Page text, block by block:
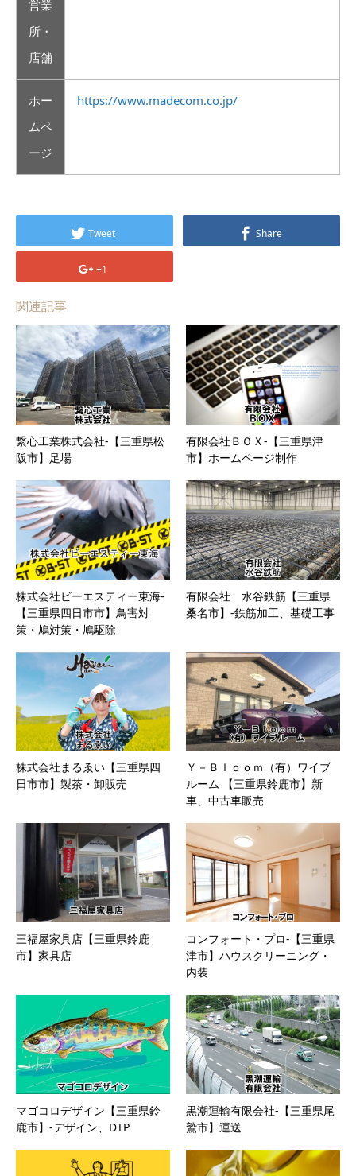
営業
所・
店舗
ホー
ムペ
ージ
https://www.madecom.co.jp/
Tweet Share
+1
関連記事
繋心工業株式会社-【三重県松
阪市】足場
有限会社ＢＯＸ-【三重県津
市】ホームページ制作
株式会社ビーエスティー東海-
【三重県四日市市】鳥害対
策・鳩対策・鳩駆除
有限会社 水谷鉄筋【三重県
桑名市】-鉄筋加工、基礎工事
株式会社まるゑい【三重県四
日市市】製茶・卸販売
Ｙ－Ｂｌｏｏｍ（有）ワイブ
ルーム 【三重県鈴鹿市】新
車、中古車販売
三福屋家具店【三重県鈴鹿
市】家具店
コンフォート・プロ-【三重県
津市】ハウスクリーニング・
内装
マゴコロデザイン【三重県鈴
鹿市】-デザイン、DTP
黒潮運輸有限会社-【三重県尾
鷲市】運送